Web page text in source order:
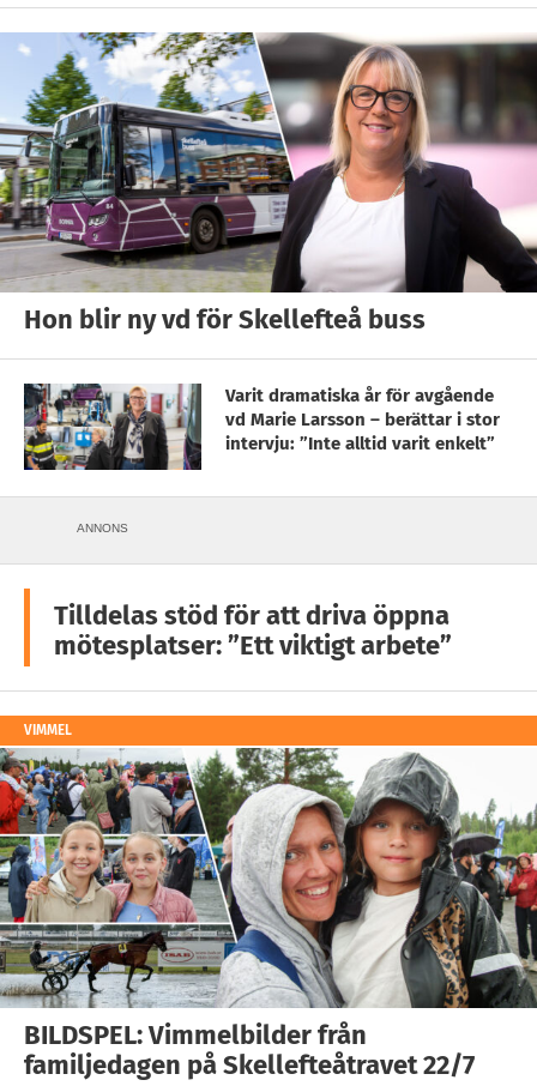
Hon blir ny vd för Skellefteå buss
Varit dramatiska år för avgående
vd Marie Larsson – berättar i stor
intervju: ”Inte alltid varit enkelt”
ANNONS
Tilldelas stöd för att driva öppna
mötesplatser: ”Ett viktigt arbete”
VIMMEL
BILDSPEL: Vimmelbilder från
familjedagen på Skellefteåtravet 22/7